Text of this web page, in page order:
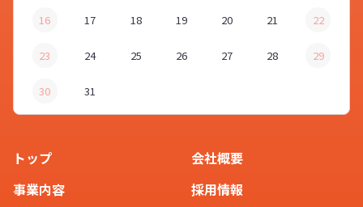
16 17 18 19 20 21 22
23 24 25 26 27 28 29
30 31
トップ
事業内容
会社概要
採用情報